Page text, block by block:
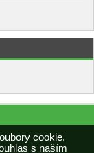
cookie.
s naším